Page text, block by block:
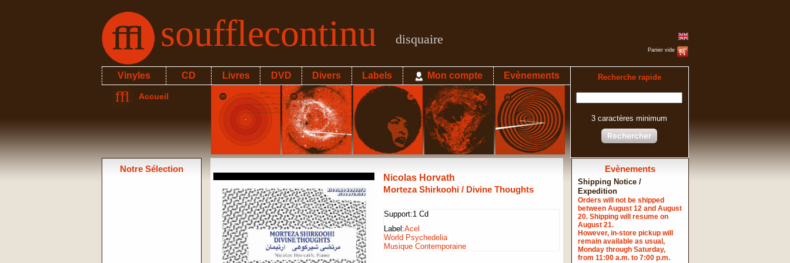
soufflecontinu disquaire
Panier vide
Vinyles CD Livres DVD Divers Labels Mon compte Evènements Recherche rapide
3 caractères minimum
Rechercher
Accueil
Evènements
Shipping Notice /
Expedition
Orders will not be shipped
between August 12 and August
20. Shipping will resume on
August 21.
However, in-store pickup will
remain available as usual,
Monday through Saturday,
from 11:00 a.m. to 7:00 p.m.
Notre Sélection
Nicolas Horvath
Morteza Shirkoohi / Divine Thoughts
Support:1 Cd
Label:Acel
World Psychedelia
Musique Contemporaine